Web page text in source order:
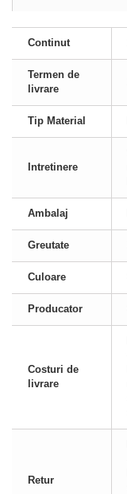
Continut
Termen de
livrare
Tip Material
Intretinere
Ambalaj
Greutate
Culoare
Producator
Costuri de
livrare
Retur